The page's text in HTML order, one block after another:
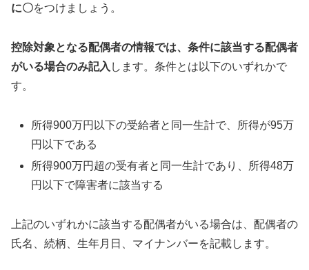
に〇をつけましょう。
控除対象となる配偶者の情報では、条件に該当する配偶者
がいる場合のみ記入 します。条件とは以下のいずれかで
す。
所得900万円以下の受給者と同一生計で、所得が95万
円以下である
所得900万円超の受有者と同一生計であり、所得48万
円以下で障害者に該当する
上記のいずれかに該当する配偶者がいる場合は、配偶者の
氏名、続柄、生年月日、マイナンバーを記載します。